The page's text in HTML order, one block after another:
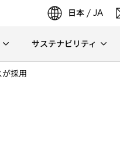
日本 / JA
検索
サステナビリティ
採用